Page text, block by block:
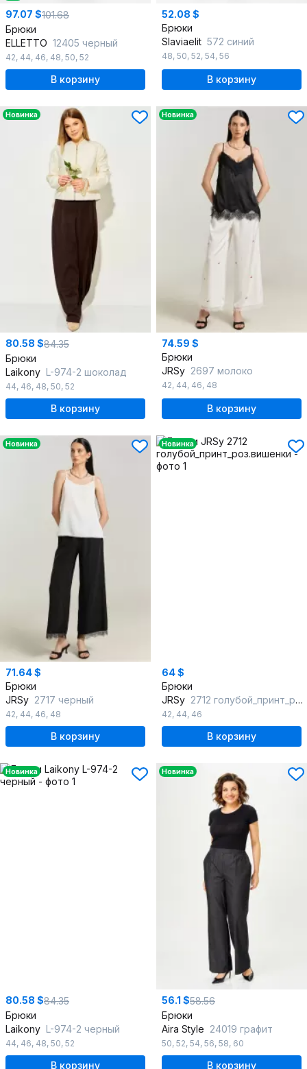
97.07 $101.68
Брюки
ELLETTO 12405 черный
42, 44, 46, 48, 50, 52
В корзину
52.08 $
Брюки
Slaviaelit 572 синий
48, 50, 52, 54, 56
В корзину
Новинка
80.58 $84.35
Брюки
Laikony L-974-2 шоколад
44, 46, 48, 50, 52
В корзину
Новинка
74.59 $
Брюки
JRSy 2697 молоко
42, 44, 46, 48
В корзину
Новинка
71.64 $
Брюки
JRSy 2717 черный
42, 44, 46, 48
В корзину
Новинка
64 $
Брюки
JRSy 2712 голубой_принт_роз.вишенки
42, 44, 46
В корзину
Новинка
80.58 $84.35
Брюки
Laikony L-974-2 черный
44, 46, 48, 50, 52
В корзину
Новинка
56.1 $58.56
Брюки
Aira Style 24019 графит
50, 52, 54, 56, 58, 60
В корзину